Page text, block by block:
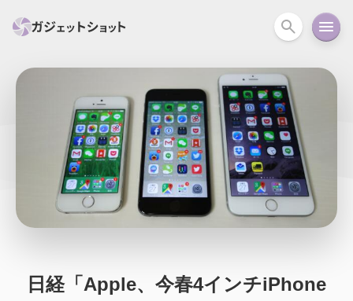
スマホ PC関連 カメラ
セール情報 スマートホーム アクションカメラ カメラ
iPhone iPad Mac Android コラム
ガイド ニュース オーディオ 周辺機器
日経「Apple、今春4インチiPhone